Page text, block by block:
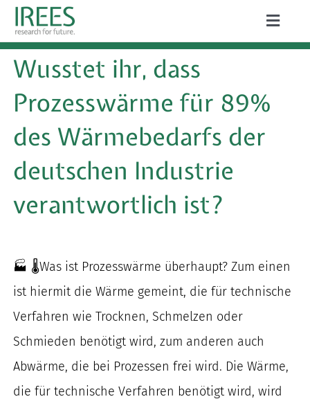
Zum
Inhalt
springen
Toggle
ÜBER UNS
AKTUELLES
PROJEKTE
PUBLIKATIONEN
Wusstet ihr, dass
Prozesswärme für 89%
des Wärmebedarfs der
deutschen Industrie
verantwortlich ist?
🏭 🌡Was ist Prozesswärme überhaupt? Zum einen
ist hiermit die Wärme gemeint, die für technische
Verfahren wie Trocknen, Schmelzen oder
Schmieden benötigt wird, zum anderen auch
Abwärme, die bei Prozessen frei wird. Die Wärme,
die für technische Verfahren benötigt wird, wird